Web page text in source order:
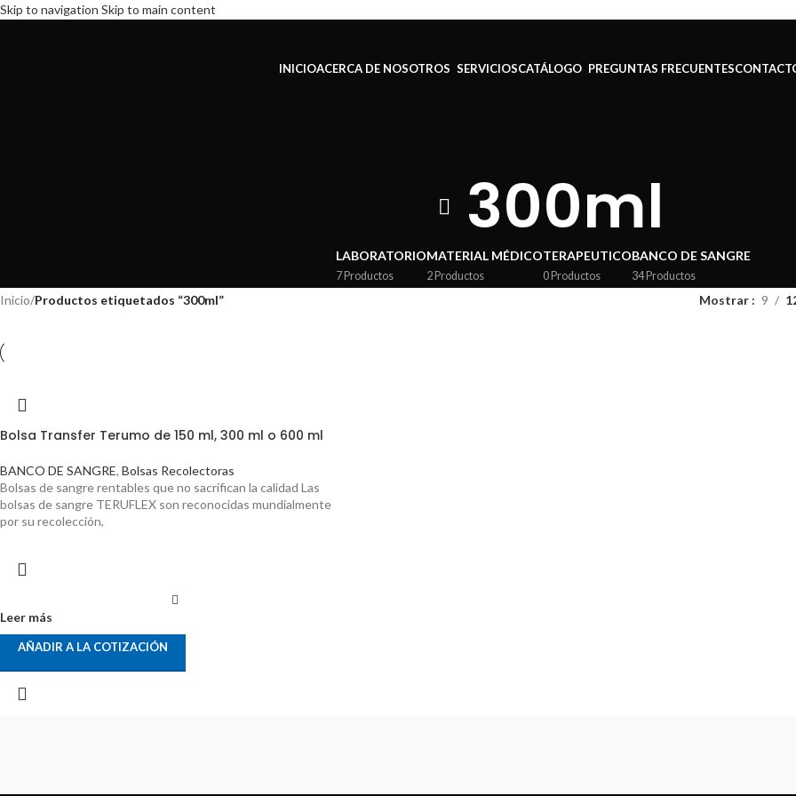
Skip to navigation Skip to main content
INICIOACERCA DE NOSOTROS SERVICIOSCATÁLOGO PREGUNTAS FRECUENTES
300ml
LABORATORIO
7 Productos
MATERIAL MÉDICO
2 Productos
TERAPEUTICO
0 Productos
BANCO DE SANGRE
34 Productos
Inicio/Productos etiquetados “300ml” Mostrar 9
Bolsa Transfer Terumo de 150 ml, 300 ml o 600 ml
BANCO DE SANGRE, Bolsas Recolectoras
Bolsas de sangre rentables que no sacrifican la calidad Las
bolsas de sangre TERUFLEX son reconocidas mundialmente
por su recolección,
Leer más
AÑADIR A LA COTIZACIÓN